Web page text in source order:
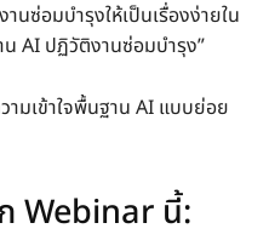
นซ่อมบำรุงให้เป็นเรื่องง่ายใน
AI ปฏิวัติงานซ่อมบำรุง”
มเข้าใจพื้นฐาน AI แบบย่อย
Webinar นี้: